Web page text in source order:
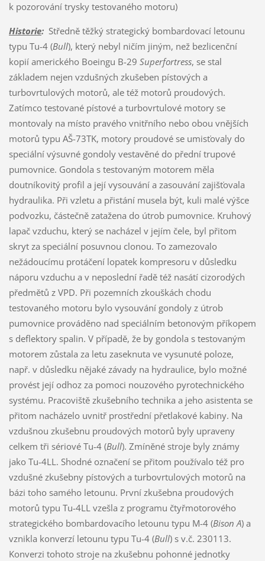
k pozorování trysky testovaného motoru)
Historie:Středně těžký strategický bombardovací letounu
typu Tu-4 (Bull), který nebyl ničím jiným, než bezlicenční
kopií amerického Boeingu B-29 Superfortress, se stal
základem nejen vzdušných zkušeben pístových a
turbovrtulových motorů, ale též motorů proudových.
Zatímco testované pístové a turbovrtulové motory se
montovaly na místo pravého vnitřního nebo obou vnějších
motorů typu AŠ-73TK, motory proudové se umisťovaly do
speciální výsuvné gondoly vestavěné do přední trupové
pumovnice. Gondola s testovaným motorem měla
doutníkovitý profil a její vysouvání a zasouvání zajišťovala
hydraulika. Při vzletu a přistání musela být, kuli malé výšce
podvozku, částečně zatažena do útrob pumovnice. Kruhový
lapač vzduchu, který se nacházel v jejím čele, byl přitom
skryt za speciální posuvnou clonou. To zamezovalo
nežádoucímu protáčení lopatek kompresoru v důsledku
náporu vzduchu a v neposlední řadě též nasátí cizorodých
předmětů z VPD. Při pozemních zkouškách chodu
testovaného motoru bylo vysouvání gondoly z útrob
pumovnice prováděno nad speciálním betonovým příkopem
s deflektory spalin. V případě, že by gondola s testovaným
motorem zůstala za letu zaseknuta ve vysunuté poloze,
např. v důsledku nějaké závady na hydraulice, bylo možné
provést její odhoz za pomoci nouzového pyrotechnického
systému. Pracoviště zkušebního technika a jeho asistenta se
přitom nacházelo uvnitř prostřední přetlakové kabiny. Na
vzdušnou zkušebnu proudových motorů byly upraveny
celkem tři sériové Tu-4 (Bull). Zmíněné stroje byly známy
jako Tu-4LL. Shodné označení se přitom používalo též pro
vzdušné zkušebny pístových a turbovrtulových motorů na
bázi toho samého letounu. První zkušebna proudových
motorů typu Tu-4LL vzešla z programu čtyřmotorového
strategického bombardovacího letounu typu M-4 (Bison A) a
vznikla konverzí letounu typu Tu-4 (Bull) s v.č. 230113.
Konverzi tohoto stroje na zkušebnu pohonné jednotky